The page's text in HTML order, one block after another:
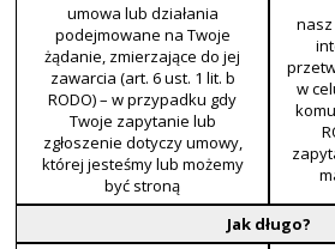
umowa lub działania
podejmowane na Twoje
żądanie, zmierzające do jej
zawarcia (art. 6 ust. 1 lit. b
RODO) – w przypadku gdy
Twoje zapytanie lub
zgłoszenie dotyczy umowy,
której jesteśmy lub możemy
być stroną
w
Jak długo?